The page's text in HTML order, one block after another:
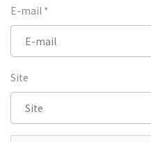
E-mail *
Site